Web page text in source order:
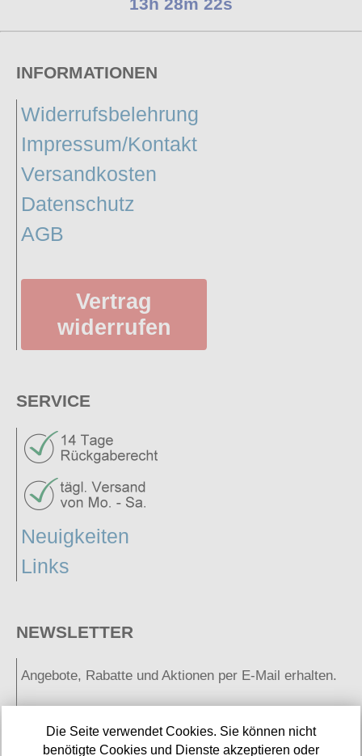
13h 28m 21s
INFORMATIONEN
Widerrufsbelehrung
Impressum/Kontakt
Versandkosten
Datenschutz
AGB
Vertrag
widerrufen
SERVICE
Neuigkeiten
Links
NEWSLETTER
Angebote, Rabatte und Aktionen per E-Mail erhalten.
E-Mail:
Die Seite verwendet Cookies. Sie können nicht
benötigte Cookies und Dienste akzeptieren oder